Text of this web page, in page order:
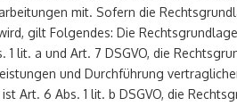
mit. Sofern die
gilt Folgendes: Die
1 lit. a und Art. 7 DSGVO, die
und Durchführung
Art. 6 Abs. 1 lit. b DSGVO, die